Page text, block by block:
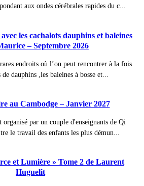
aux ondes cérébrales rapides du c...
les cachalots dauphins et baleines
– Septembre 2026
endroits où l’on peut rencontrer à la fois
dauphins ,les baleines à bosse et...
au Cambodge – Janvier 2027
organisé par un couple d'enseignants de Qi
le travail des enfants les plus démun...
et Lumière » Tome 2 de Laurent
Huguelit